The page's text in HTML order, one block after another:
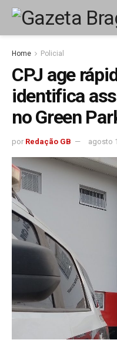
Home Policial
CPJ age
identifica
no Green
por Redação GB agosto